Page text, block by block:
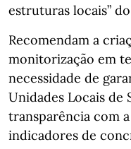
estruturas locais”
Recomendam a
monitorização em
necessidade de
Unidades Locais de
transparência com
indicadores de